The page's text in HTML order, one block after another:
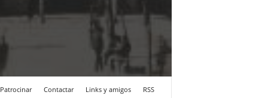
Patrocinar Contactar Links y amigos RSS